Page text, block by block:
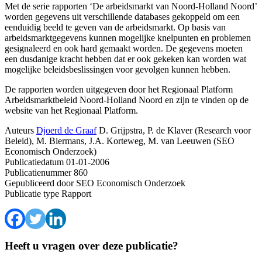
Met de serie rapporten ‘De arbeidsmarkt van Noord-Holland Noord’
worden gegevens uit verschillende databases gekoppeld om een
eenduidig beeld te geven van de arbeidsmarkt. Op basis van
arbeidsmarktgegevens kunnen mogelijke knelpunten en problemen
gesignaleerd en ook hard gemaakt worden. De gegevens moeten
een dusdanige kracht hebben dat er ook gekeken kan worden wat
mogelijke beleidsbeslissingen voor gevolgen kunnen hebben.
De rapporten worden uitgegeven door het Regionaal Platform
Arbeidsmarktbeleid Noord-Holland Noord en zijn te vinden op de
website van het Regionaal Platform.
Auteurs Djoerd de Graaf D. Grijpstra, P. de Klaver (Research voor
Beleid), M. Biermans, J.A. Korteweg, M. van Leeuwen (SEO
Economisch Onderzoek)
Publicatiedatum 01-01-2006
Publicatienummer860
Gepubliceerd doorSEO Economisch Onderzoek
Publicatie type Rapport
Heeft u vragen over deze publicatie?